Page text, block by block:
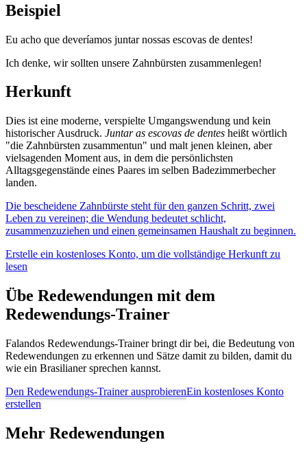
Beispiel
Eu acho que deveríamos juntar nossas escovas de dentes!
Ich denke, wir sollten unsere Zahnbürsten zusammenlegen!
Herkunft
Dies ist eine moderne, verspielte Umgangswendung und kein
historischer Ausdruck. Juntar as escovas de dentes heißt wörtlich
"die Zahnbürsten zusammentun" und malt jenen kleinen, aber
vielsagenden Moment aus, in dem die persönlichsten
Alltagsgegenstände eines Paares im selben Badezimmerbecher
landen.
Die bescheidene Zahnbürste steht für den ganzen Schritt, zwei
Leben zu vereinen; die Wendung bedeutet schlicht,
zusammenzuziehen und einen gemeinsamen Haushalt zu beginnen.
Erstelle ein kostenloses Konto, um die vollständige Herkunft zu
lesen
Übe Redewendungen mit dem
Redewendungs-Trainer
Falandos Redewendungs-Trainer bringt dir bei, die Bedeutung von
Redewendungen zu erkennen und Sätze damit zu bilden, damit du
wie ein Brasilianer sprechen kannst.
Den Redewendungs-Trainer ausprobierenEin kostenloses Konto
erstellen
Mehr Redewendungen